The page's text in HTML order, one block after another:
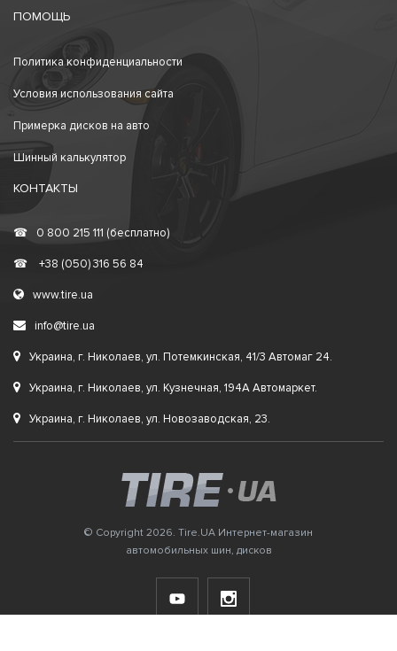
ПОМОЩЬ
Политика конфиденциальности
Условия использования сайта
Примерка дисков на авто
Шинный калькулятор
КОНТАКТЫ
☎ 0 800 215 111 (бесплатно)
☎ +38 (050) 316 56 84
www.tire.ua
info@tire.ua
Украина, г. Николаев, ул. Потемкинская, 41/3 Автомаг 24.
Украина, г. Николаев, ул. Кузнечная, 194А Автомаркет.
Украина, г. Николаев, ул. Новозаводская, 23.
© Copyright 2026. Tire.UA Интернет-магазин
автомобильных шин, дисков